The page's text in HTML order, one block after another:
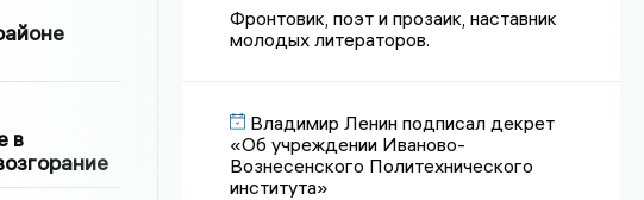
в
Фронтовик, поэт и прозаик, наставник
молодых литераторов.
Владимир Ленин подписал декрет
«Об учреждении Иваново-
Вознесенского Политехнического
института»